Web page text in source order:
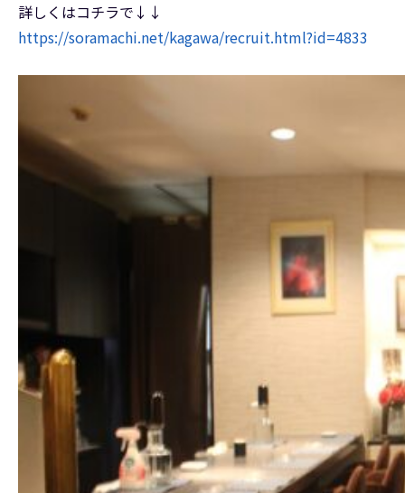
詳しくはコチラで↓↓
https://soramachi.net/kagawa/recruit.html?id=4833